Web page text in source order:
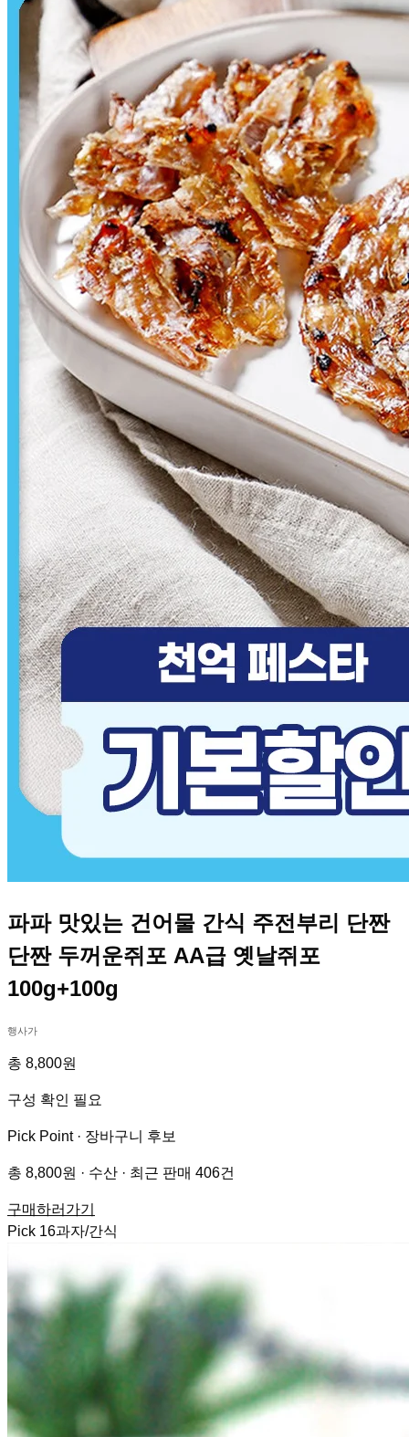
파파 맛있는 건어물 간식 주전부리 단짠
단짠 두꺼운쥐포 AA급 옛날쥐포
100g+100g
행사가
총 8,800원
구성 확인 필요
Pick Point · 장바구니 후보
총 8,800원 · 수산 · 최근 판매 406건
구매하러가기
Pick 16과자/간식